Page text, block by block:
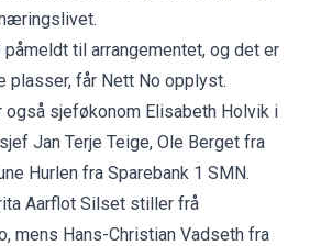
påmeldt til arrangementet, og det er
plasser, får Nett No opplyst.
også sjeføkonom Elisabeth Holvik i
Jan Terje Teige, Ole Berget fra
Hurlen fra Sparebank 1 SMN.
Aarflot Silset stiller frå
mens Hans-Christian Vadseth fra